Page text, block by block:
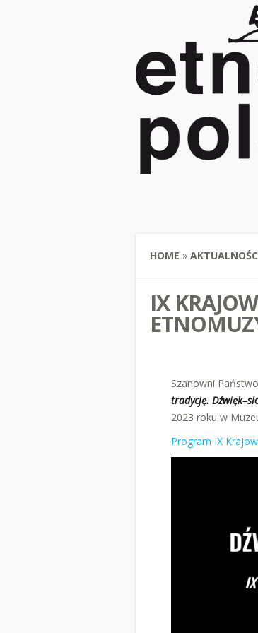
HOME »
IX
Szanowni
tradycję.
2023 roku w
Program IX